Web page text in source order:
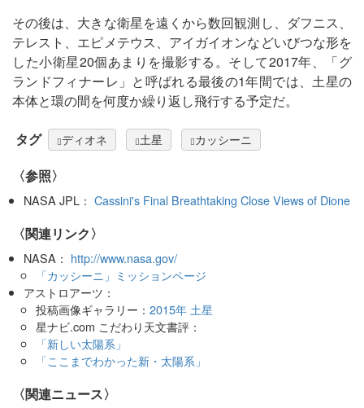
その後は、大きな衛星を遠くから数回観測し、ダフニス、
テレスト、エピメテウス、アイガイオンなどいびつな形を
した小衛星20個あまりを撮影する。そして2017年、「グ
ランドフィナーレ」と呼ばれる最後の1年間では、土星の
本体と環の間を何度か繰り返し飛行する予定だ。
タグ ディオネ 土星 カッシーニ
〈参照〉
NASA JPL：Cassini's Final Breathtaking Close Views of Dione
〈関連リンク〉
NASA： http://www.nasa.gov/
「カッシーニ」ミッションページ
アストロアーツ：
投稿画像ギャラリー： 2015年 土星
星ナビ.com こだわり天文書評：
「新しい太陽系」
「ここまでわかった新・太陽系」
〈関連ニュース〉